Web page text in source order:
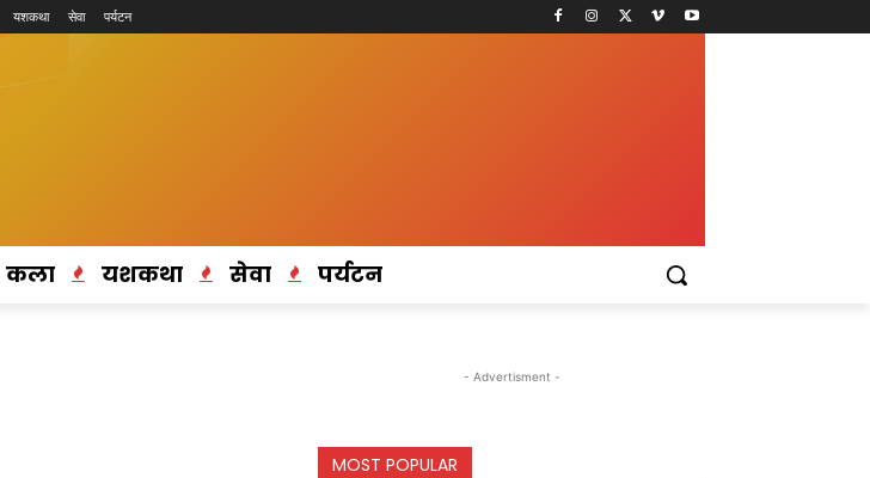
यशकथा सेवा पर्यटन
कला यशकथा सेवा पर्यटन
- Advertisment -
MOST POPULAR